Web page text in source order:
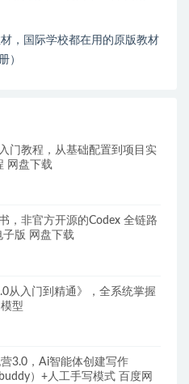
，国际学校都在用的原版教材
）
门教程，从基础配置到项目实
网盘下载
，非官方开源的Codex 全链路
子版 网盘下载
从入门到精通》，全系统掌握
型
3.0，Ai智能体创建写作
）+人工手写模式 百度网